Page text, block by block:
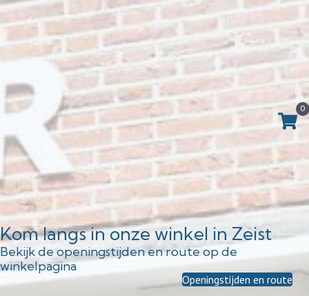
Kom langs in onze winkel in Zeist
Bekijk de openingstijden en route op de
winkelpagina
Openingstijden en route
0